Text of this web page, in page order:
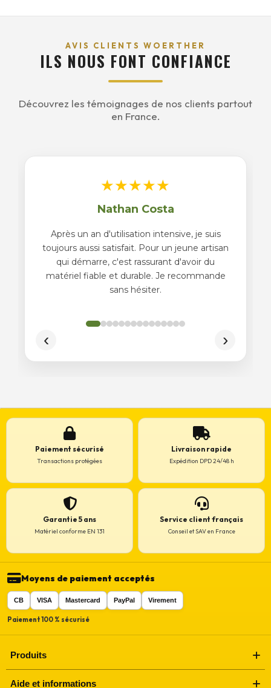
AVIS CLIENTS WOERTHER
ILS NOUS FONT CONFIANCE
Découvrez les témoignages de nos clients partout
en France.
Paiement sécurisé
Transactions protégées
Livraison rapide
Expédition DPD 24/48 h
Garantie 5 ans
Matériel conforme EN 131
Service client français
Conseil et SAV en France
Moyens de paiement acceptés
CB VISA Mastercard PayPal Virement
Paiement 100 % sécurisé
Produits
Aide et informations